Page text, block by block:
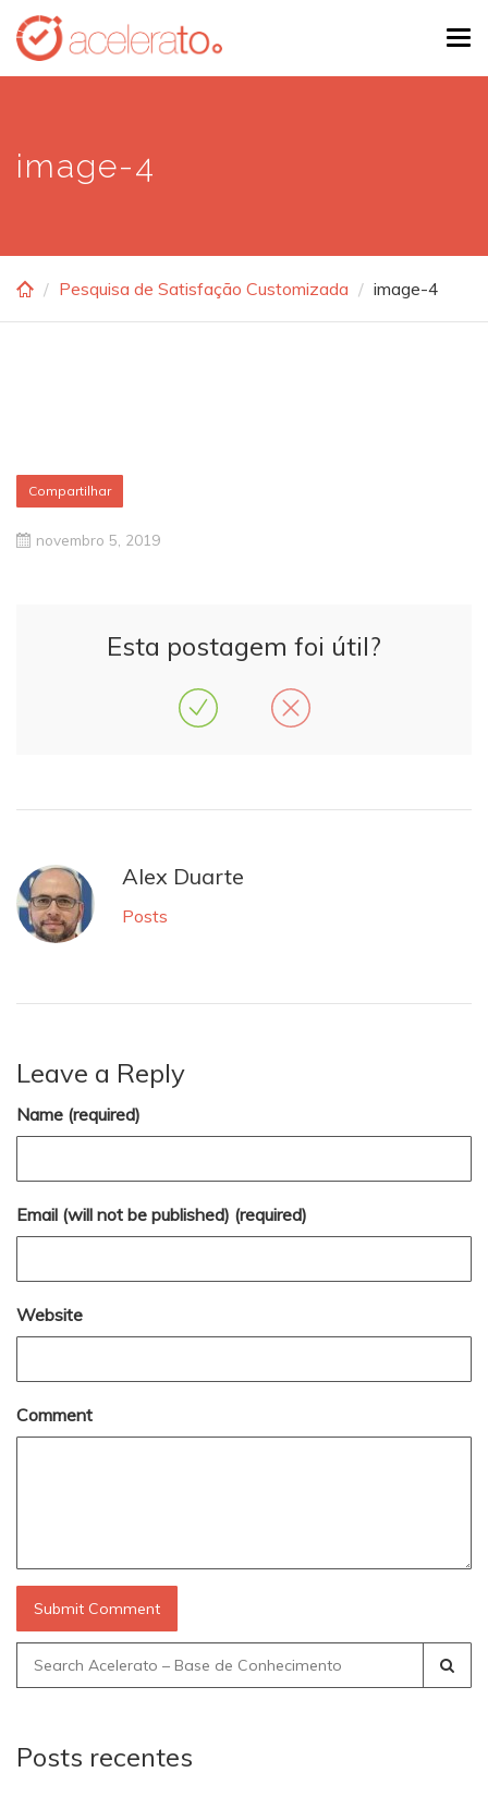
Skip
main
image-4
Pesquisa de Satisfação Customizada image-4
Compartilhar
novembro 5, 2019
Esta postagem foi útil?
Alex Duarte
Posts
Leave a Reply
Name (required)
Email (will not be published) (required)
Website
Comment
Search
for:
Posts recentes